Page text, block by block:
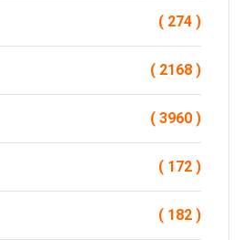
( 274 )
( 2168 )
( 3960 )
( 172 )
( 182 )